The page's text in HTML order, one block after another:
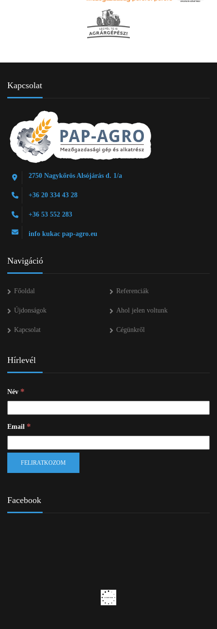
Kapcsolat
2750 Nagykőrös Alsójárás d. 1/a
+36 20 334 43 28
+36 53 552 283
info kukac pap-agro.eu
Navigáció
Főoldal Referenciák
Újdonságok Ahol jelen voltunk
Kapcsolat Cégünkről
Hírlevél
Név *
Email *
Facebook